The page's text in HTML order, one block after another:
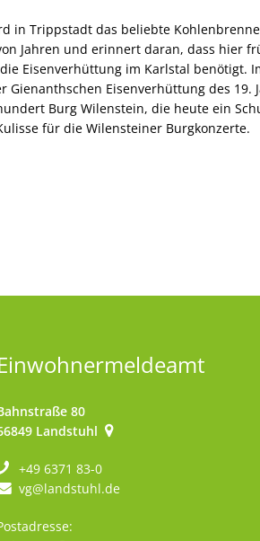
in Trippstadt das beliebte
Jahren und erinnert daran, dass hier
Eisenverhüttung im Karlstal benötigt.
Eisenverhüttung des 19.
Burg Wilenstein, die heute ein
für die Wilensteiner Burgkonzerte.
80
Landstuhl
+49 6371 83-0
vg@landstuhl.de